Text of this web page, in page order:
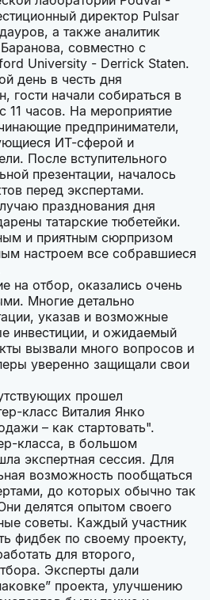
директор Pulsar
а также аналитик
совместно с
University - Derrick Staten.
день в честь дня
гости начали собираться в
11 часов. На мероприятие
предприниматели,
ИТ-сферой и
После вступительного
презентации, началось
перед экспертами.
празднования дня
татарские тюбетейки.
и приятным сюрпризом
настроем все собравшиеся
на отбор, оказались очень
Многие детально
указав и возможные
инвестиции, и ожидаемый
вызвали много вопросов и
уверенно защищали свои
прошел
класс Виталия Янко
– как стартовать".
класса, в большом
экспертная сессия. Для
возможность пообщаться
до которых обычно так
делятся опытом своего
советы. Каждый участник
фидбек по своему проекту,
для второго,
Эксперты дали
проекта, улучшению